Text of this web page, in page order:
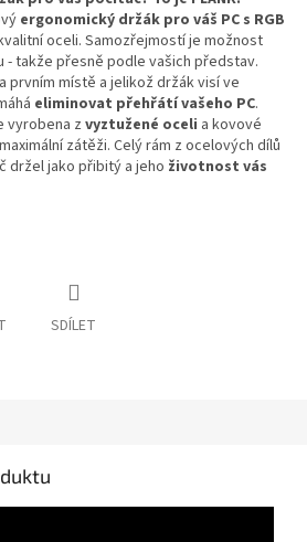
ergonomický držák pro váš PC s RGB
oceli.Samozřejmostí je možnost
- takže přesně podle vašich představ.
prvním místě a jelikož držák visí ve
eliminovat přehřátí vašeho PC.
vyrobena z vyztužené oceli a kovové
zátěži. Celý rám z ocelových dílů
držel jako přibitý a jeho životnost vás
SDÍLET